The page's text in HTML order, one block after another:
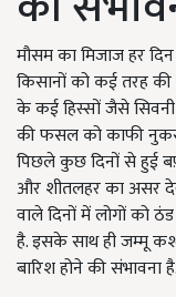
मौसम का मिजाज हर
किसानों को कई तरह की
के कई हिस्सों जैसे
की फसल को काफी
पिछले कुछ दिनों से हुई
और शीतलहर का असर
वाले दिनों में लोगों को
है. इसके साथ ही जम्मू
बारिश होने की संभावना है.